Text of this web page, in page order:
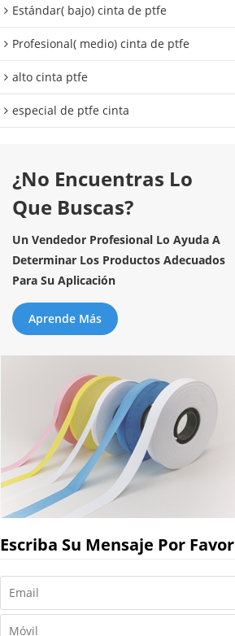
Estándar( bajo) cinta de ptfe
Profesional( medio) cinta de ptfe
alto cinta ptfe
especial de ptfe cinta
¿No Encuentras Lo
Que Buscas?
Un Vendedor Profesional Lo Ayuda A
Determinar Los Productos Adecuados
Para Su Aplicación
Aprende Más
Escriba Su Mensaje Por Favor